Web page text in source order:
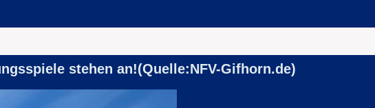
stehen an!(Quelle:NFV-Gifhorn.de)